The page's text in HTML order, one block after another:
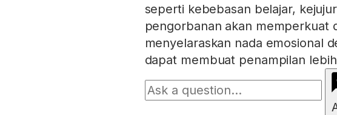
seperti kebebasan belajar,
pengorbanan akan memperkuat
menyelaraskan nada emosional
dapat membuat penampilan